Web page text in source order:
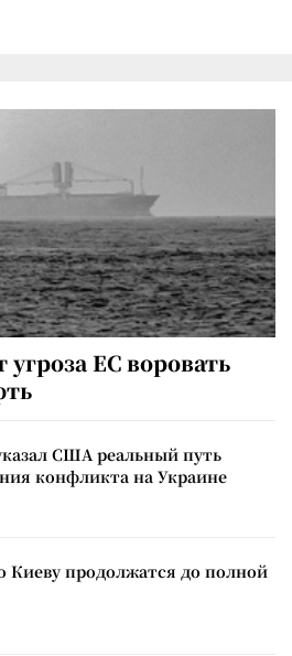
ЕС воровать
США реальный путь
конфликта на Украине
Киеву продолжатся до полной